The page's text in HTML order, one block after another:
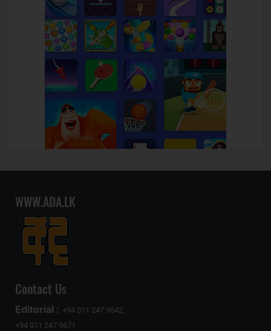
WWW.ADA.LK
Contact Us
Editorial : +94 011 247 9642,
+94 011 247 9671